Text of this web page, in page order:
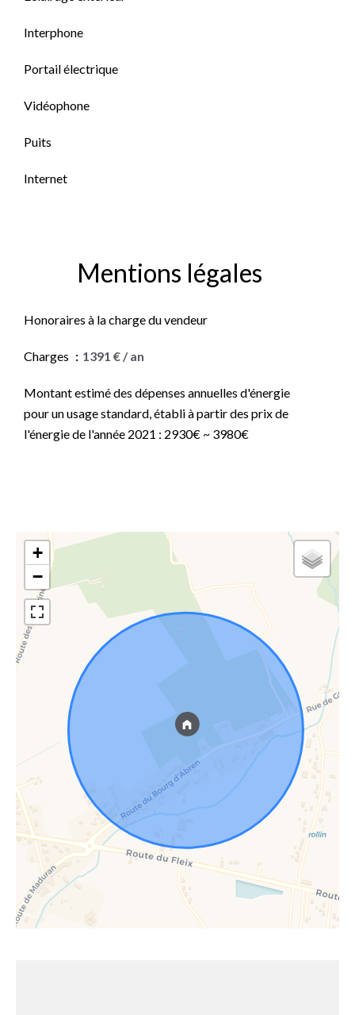
Interphone
Portail électrique
Vidéophone
Puits
Internet
Mentions légales
Honoraires à la charge du vendeur
Charges 1391 € / an
Montant estimé des dépenses annuelles d'énergie
pour un usage standard, établi à partir des prix de
l'énergie de l'année 2021 : 2930€ ~ 3980€
+
−